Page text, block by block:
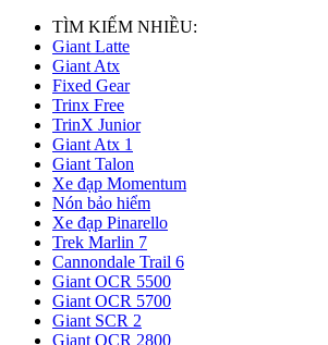
TÌM KIẾM NHIỀU:
Giant Latte
Giant Atx
Fixed Gear
Trinx Free
TrinX Junior
Giant Atx 1
Giant Talon
Xe đạp Momentum
Nón bảo hiểm
Xe đạp Pinarello
Trek Marlin 7
Cannondale Trail 6
Giant OCR 5500
Giant OCR 5700
Giant SCR 2
Giant OCR 2800